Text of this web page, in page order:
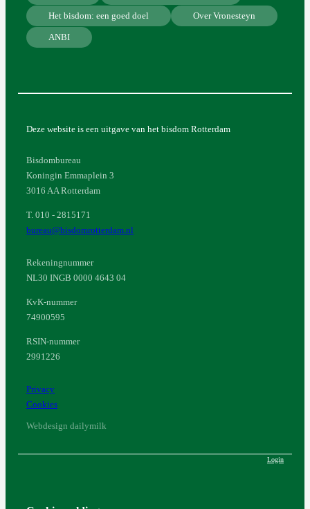
Het bisdom: een goed doel Over Vronesteyn
ANBI
Deze website is een uitgave van het bisdom Rotterdam
Bisdombureau
Koningin Emmaplein 3
3016 AA Rotterdam
T. 010 - 2815171
bureau@bisdomrotterdam.nl
Rekeningnummer
NL30 INGB 0000 4643 04
KvK-nummer
74900595
RSIN-nummer
2991226
Privacy
Cookies
Webdesign dailymilk
Login